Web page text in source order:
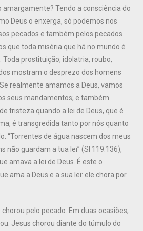
amargamente? Tendo a consciência do
Deus o enxerga, só podemos nos
pecados e também pelos pecados
que toda miséria que há no mundo é
Toda prostituição, idolatria, roubo,
mostram o desprezo dos homens
realmente amamos a Deus, vamos
seus mandamentos; e também
tristeza quando a lei de Deus, que é
é transgredida tanto por nós quanto
“Torrentes de água nascem dos meus
não guardam a tua lei” (Sl 119.136),
amava a lei de Deus. É este o
ama a Deus e a sua lei: ele chora por
pelo pecado. Em duas ocasiões,
Jesus chorou diante do túmulo do